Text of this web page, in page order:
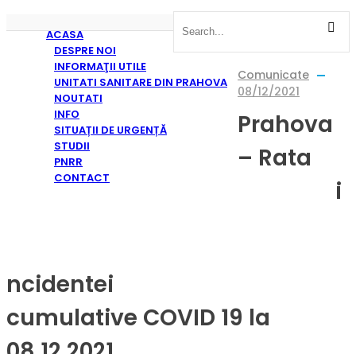
ACASA
DESPRE NOI
INFORMAŢII UTILE
UNITATI SANITARE DIN PRAHOVA
NOUTATI
INFO
SITUAȚII DE URGENȚĂ
STUDII
PNRR
CONTACT
Comunicate
08/12/2021
Prahova
– Rata
i
ncidentei
cumulative COVID 19 la